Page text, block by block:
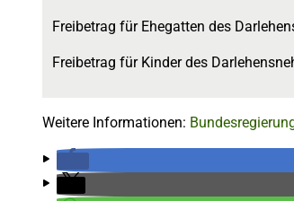
Freibetrag für Ehegatten des
Freibetrag für Kinder des
Weitere Informationen: